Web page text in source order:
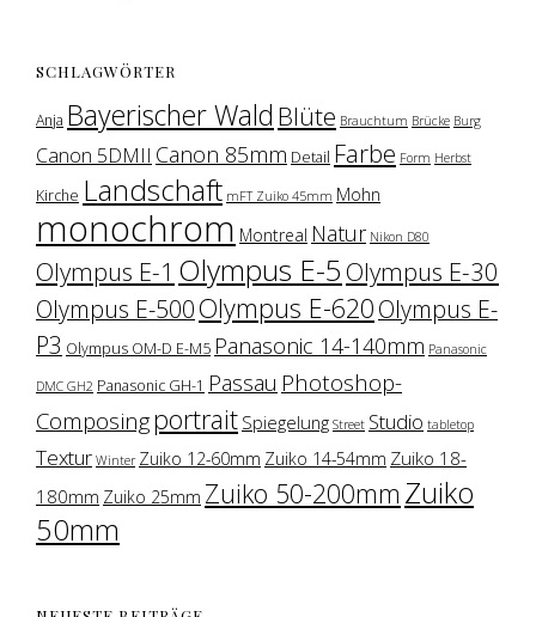
SCHLAGWÖRTER
Anja Bayerischer Wald Blüte Brauchtum Brücke Burg
Canon 5DMII Canon 85mm Detail Farbe Form Herbst
Kirche Landschaft mFT Zuiko 45mm Mohn
monochrom Montreal Natur Nikon D80
Olympus E-1 Olympus E-5 Olympus E-30
Olympus E-500Olympus E-620Olympus E-
P3 Olympus OM-D E-M5 Panasonic 14-140mm Panasonic
DMC GH2 Panasonic GH-1 Passau Photoshop-
Composingportrait Spiegelung Street Studio tabletop
Textur Winter Zuiko 12-60mm Zuiko 14-54mm Zuiko 18-
180mm Zuiko 25mm Zuiko 50-200mm Zuiko
50mm